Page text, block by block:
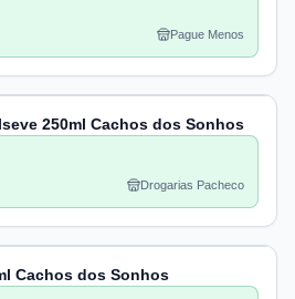
Pague Menos
250ml Cachos dos Sonhos
Drogarias Pacheco
Cachos dos Sonhos